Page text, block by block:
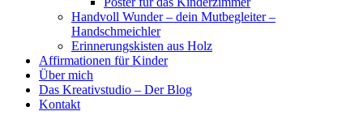
Handvoll Wunder – dein Mutbegleiter –
Handschmeichler
Erinnerungskisten aus Holz
Affirmationen für Kinder
Über mich
Das Kreativstudio – Der Blog
Kontakt